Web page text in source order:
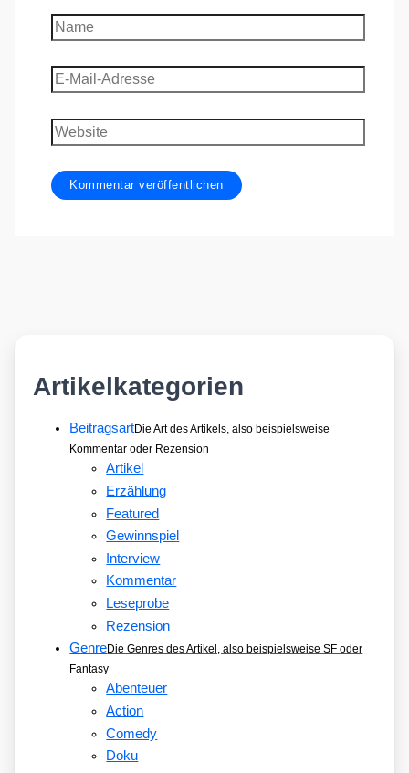
Name
E-
Mail-
Adresse
Website
Artikelkategorien
BeitragsartDie Art des Artikels, also beispielsweise
Kommentar oder Rezension
Artikel
Erzählung
Featured
Gewinnspiel
Interview
Kommentar
Leseprobe
Rezension
GenreDie Genres des Artikel, also beispielsweise SF oder
Fantasy
Abenteuer
Action
Comedy
Doku